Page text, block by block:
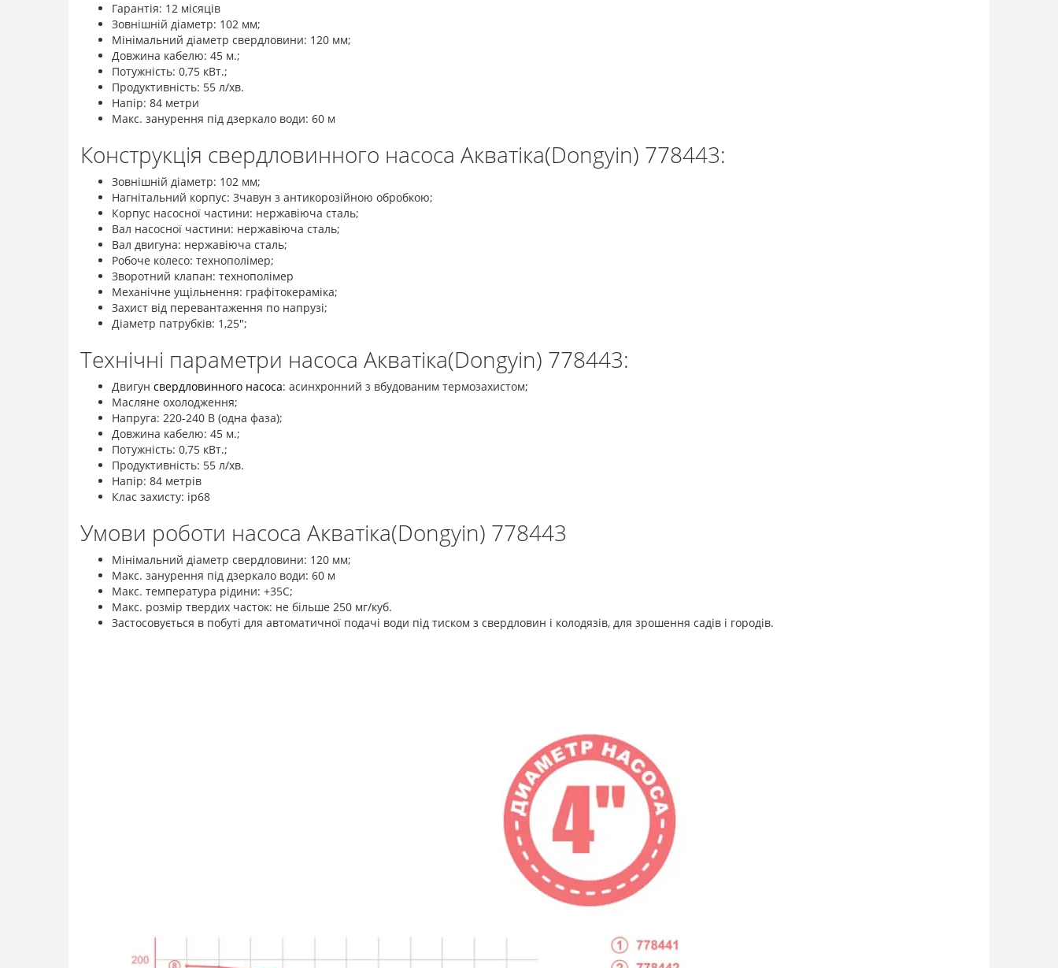
Гарантія: 12 місяців
Зовнішній діаметр: 102 мм;
Мінімальний діаметр свердловини: 120 мм;
Довжина кабелю: 45 м.;
Потужність: 0,75 кВт.;
Продуктивність: 55 л/хв.
Напір: 84 метри
Макс. занурення під дзеркало води: 60 м
Конструкція свердловинного насоса Акватіка(Dongyin) 778443:
Зовнішній діаметр: 102 мм;
Нагнітальний корпус: 3чавун з антикорозійною обробкою;
Корпус насосної частини: нержавіюча сталь;
Вал насосної частини: нержавіюча сталь;
Вал двигуна: нержавіюча сталь;
Робоче колесо: технополімер;
Зворотний клапан: технополімер
Механічне ущільнення: графітокераміка;
Захист від перевантаження по напрузі;
Діаметр патрубків: 1,25";
Технічні параметри насоса Акватіка(Dongyin) 778443:
Двигун свердловинного насоса: асинхронний з вбудованим термозахистом;
Масляне охолодження;
Напруга: 220-240 В (одна фаза);
Довжина кабелю: 45 м.;
Потужність: 0,75 кВт.;
Продуктивність: 55 л/хв.
Напір: 84 метрів
Клас захисту: ip68
Умови роботи насоса Акватіка(Dongyin) 778443
Мінімальний діаметр свердловини: 120 мм;
Макс. занурення під дзеркало води: 60 м
Макс. температура рідини: +35С;
Макс. розмір твердих часток: не більше 250 мг/куб.
Застосовується в побуті для автоматичної подачі води під тиском з свердловин і колодязів, для зрошення садів і городів.